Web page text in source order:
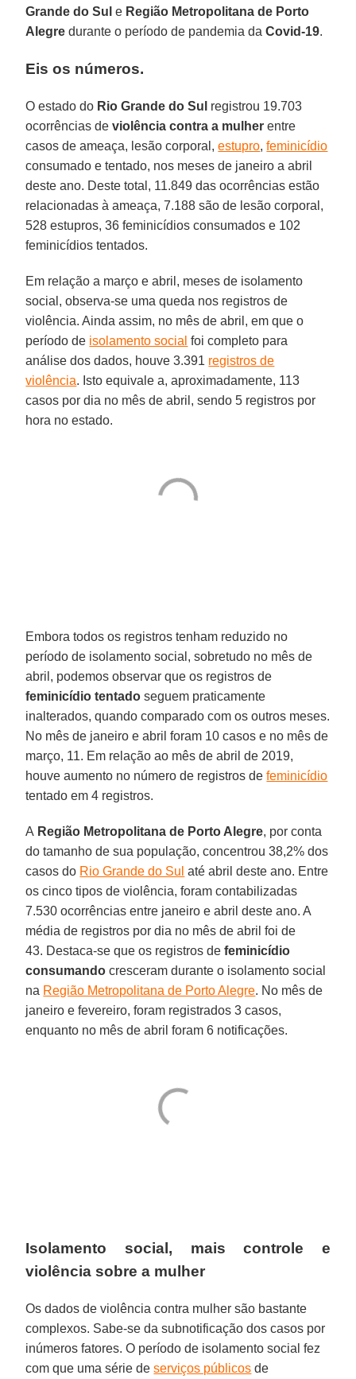
Grande do Sul e Região Metropolitana de Porto
Alegre durante o período de pandemia daCovid-19.
Eis os números.
O estado do Rio Grande do Sul registrou 19.703
ocorrências deviolência contra a mulher entre
casos de ameaça, lesão corporal,estupro,feminicídio
consumado e tentado, nos meses de janeiro a abril
deste ano. Deste total, 11.849 das ocorrências estão
relacionadas à ameaça, 7.188 são de lesão corporal,
528 estupros, 36 feminicídios consumados e 102
feminicídios tentados.
Em relação a março e abril, meses de isolamento
social, observa-se uma queda nos registros de
violência. Ainda assim, no mês de abril, em que o
período de isolamento social foi completo para
análise dos dados, houve 3.391 registros de
violência. Isto equivale a, aproximadamente, 113
casos por dia no mês de abril, sendo 5 registros por
hora no estado.
Embora todos os registros tenham reduzido no
período de isolamento social, sobretudo no mês de
abril, podemos observar que os registros de
feminicídio tentado seguem praticamente
inalterados, quando comparado com os outros meses.
No mês de janeiro e abril foram 10 casos e no mês de
março, 11. Em relação ao mês de abril de 2019,
houve aumento no número de registros defeminicídio
tentado em 4 registros.
A Região Metropolitana de Porto Alegre, por conta
do tamanho de sua população, concentrou 38,2% dos
casos do Rio Grande do Sul até abril deste ano. Entre
os cinco tipos de violência, foram contabilizadas
7.530 ocorrências entre janeiro e abril deste ano. A
média de registros por dia no mês de abril foi de
43. Destaca-se que os registros defeminicídio
consumando cresceram durante o isolamento social
na Região Metropolitana de Porto Alegre. No mês de
janeiro e fevereiro, foram registrados 3 casos,
enquanto no mês de abril foram 6 notificações.
Isolamento social, mais controle e
violência sobre a mulher
Os dados de violência contra mulher são bastante
complexos. Sabe-se da subnotificação dos casos por
inúmeros fatores. O período de isolamento social fez
com que uma série deserviços públicos de